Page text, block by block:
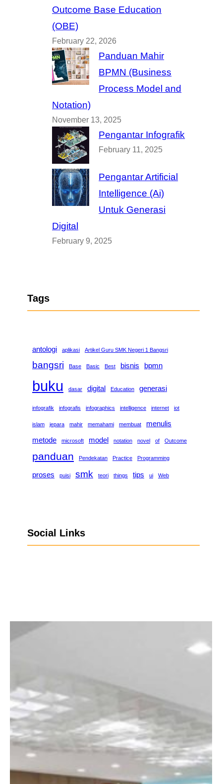
Outcome Base Education
(OBE)
February 22, 2026
Panduan Mahir
BPMN (Business
Process Model and
Notation)
November 13, 2025
Pengantar Infografik
February 11, 2025
Pengantar Artificial
Intelligence (Ai)
Untuk Generasi
Digital
February 9, 2025
Tags
antologi aplikasi Artikel Guru SMK Negeri 1 Bangsri
bangsri Base Basic Best bisnis bpmn
buku dasar digital Education generasi
infografik infografis infographics intelligence internet iot
islam jepara mahir memahami membuat
menulis
metode
microsoft model notation novel of Outcome
panduan Pendekatan Practice Programming
proses puisi smk teori things tips ui Web
Social Links